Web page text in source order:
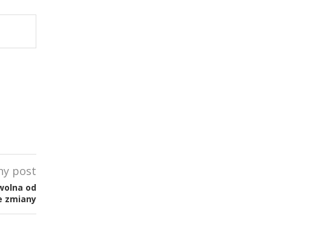
post
od
zmiany